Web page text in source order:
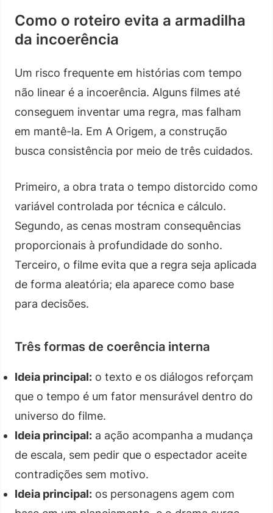
Como o roteiro evita a armadilha
da incoerência
Um risco frequente em histórias com tempo
não linear é a incoerência. Alguns filmes até
conseguem inventar uma regra, mas falham
em mantê-la. Em A Origem, a construção
busca consistência por meio de três cuidados.
Primeiro, a obra trata o tempo distorcido como
variável controlada por técnica e cálculo.
Segundo, as cenas mostram consequências
proporcionais à profundidade do sonho.
Terceiro, o filme evita que a regra seja aplicada
de forma aleatória; ela aparece como base
para decisões.
Três formas de coerência interna
Ideia principal: o texto e os diálogos reforçam
que o tempo é um fator mensurável dentro do
universo do filme.
Ideia principal: a ação acompanha a mudança
de escala, sem pedir que o espectador aceite
contradições sem motivo.
Ideia principal: os personagens agem com